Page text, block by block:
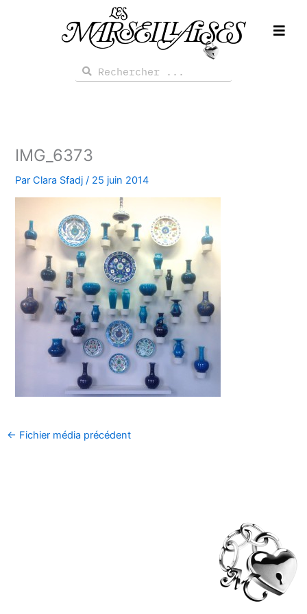
Rechercher
Rechercher
IMG_6373
ParClara Sfadj / 25 juin 2014
← Fichier média précédent